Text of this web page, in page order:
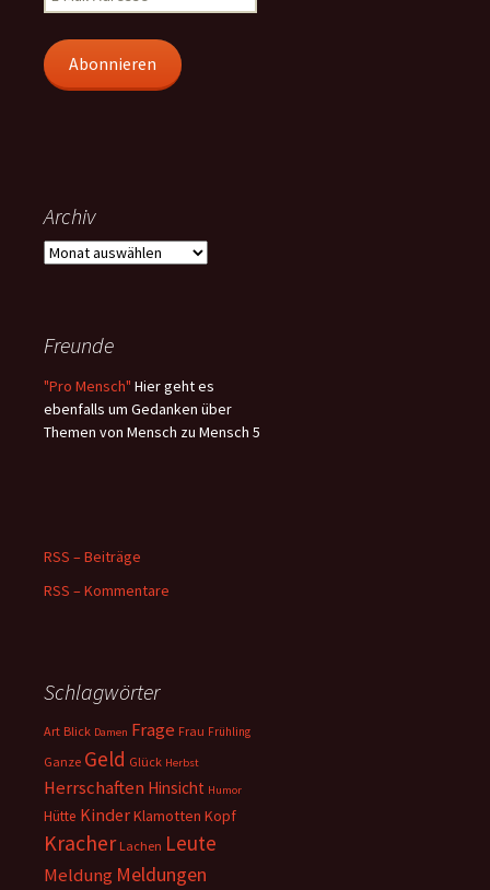
Mail-
Abonnieren
Archiv
Archiv
Freunde
"Pro Mensch" Hier geht es
ebenfalls um Gedanken über
Themen von Mensch zu Mensch 5
RSS – Beiträge
RSS – Kommentare
Schlagwörter
Art Blick Damen Frage Frau Frühling
Ganze Geld Glück Herbst
Herrschaften Hinsicht Humor
Hütte KinderKlamotten Kopf
Kracher Lachen Leute
Meldung Meldungen